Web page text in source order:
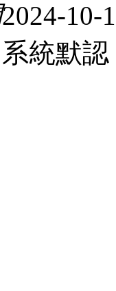
2024-10-
統默認